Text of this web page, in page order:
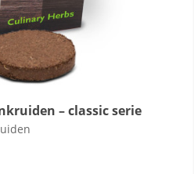
– classic serie